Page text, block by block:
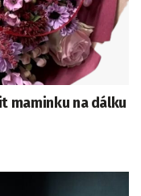
maminku na dálku